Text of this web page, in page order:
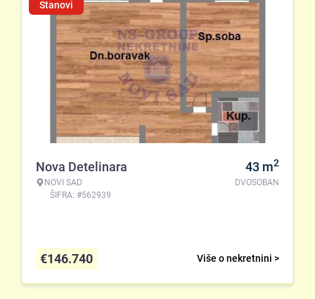
Stanovi
Nova Detelinara
NOVI SAD
ŠIFRA: #562939
43 m2
DVOSOBAN
Više o nekretnini >
€146.740